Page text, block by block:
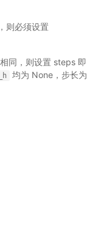
则必须设置
同，则设置 steps 即
均为 None，步长为